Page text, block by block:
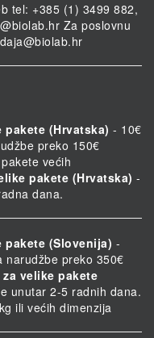
tel: +385 (1) 3499 882,
Za poslovnu
pakete (Hrvatska) - 10€
preko 150€
većih
pakete (Hrvatska) -
dana.
pakete (Slovenija) -
narudžbe preko 350€
velike pakete
unutar 2-5 radnih dana.
ili većih dimenzija